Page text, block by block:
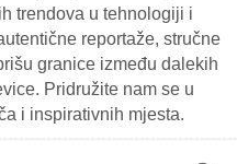
trendova u tehnologiji i
reportaže, stručne
granice između dalekih
Pridružite nam se u
i inspirativnih mjesta.